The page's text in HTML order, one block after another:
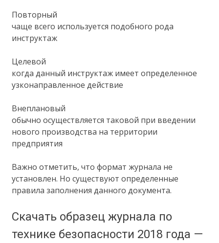
Повторный
чаще всего используется подобного рода
инструктаж
Целевой
когда данный инструктаж имеет определенное
узконаправленное действие
Внеплановый
обычно осуществляется таковой при введении
нового производства на территории
предприятия
Важно отметить, что формат журнала не
установлен. Но существуют определенные
правила заполнения данного документа.
Скачать образец журнала по
технике безопасности 2018 года —